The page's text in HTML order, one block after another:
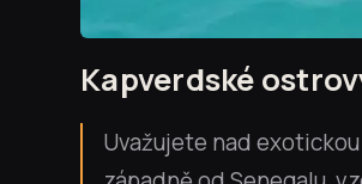
Kapverdské
Uvažujete nad